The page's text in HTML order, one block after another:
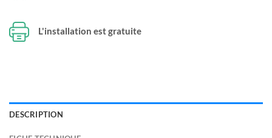
L'installation est gratuite
DESCRIPTION